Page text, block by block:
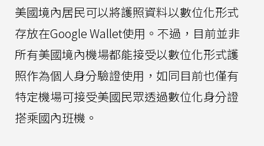
美國境內居民可以將護照資料以數位化形式
存放在Google Wallet使用。不過，目前並非
所有美國境內機場都能接受以數位化形式護
照作為個人身分驗證使用，如同目前也僅有
特定機場可接受美國民眾透過數位化身分證
搭乘國內班機。